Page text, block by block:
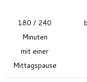
180 / 240
Minuten
mit einer
Mittagspause